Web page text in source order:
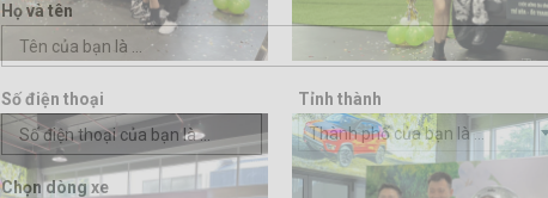
Họ và tên
Số điện thoại
Tỉnh thành
Thành phố của bạn là ...
Chọn dòng xe